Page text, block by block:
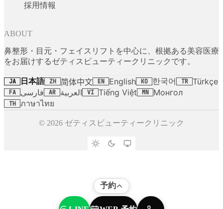
採用情報
ABOUT
鼻整形・目元・フェイスリフトを中心に、根拠ある美容医療
をお届けするゼティスビューティークリニックです。
JA 日本語 ZH 简体中文 EN English KO 한국어 TR Türkçe
FA فارسی AR العربية VI Tiếng Việt MN Монгол
TH ภาษาไทย
© 2026 ゼティスビューティークリニック
予約